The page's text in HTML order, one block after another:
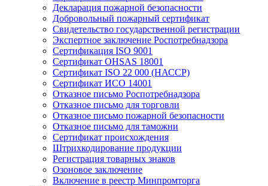
Декларация пожарной безопасности
Добровольный пожарный сертификат
Свидетельство государственной регистрации
Экспертное заключение Роспотребнадзора
Сертификация ISO 9001
Сертификат OHSAS 18001
Сертификат ISO 22 000 (НАССР)
Сертификат ИСО 14001
Отказное письмо Роспотребнадзора
Отказное письмо для торговли
Отказное письмо пожарной безопасности
Отказное письмо для таможни
Сертификат происхождения
Штрихкодирование продукции
Регистрация товарных знаков
Озоновое заключение
Включение в реестр Минпромторга